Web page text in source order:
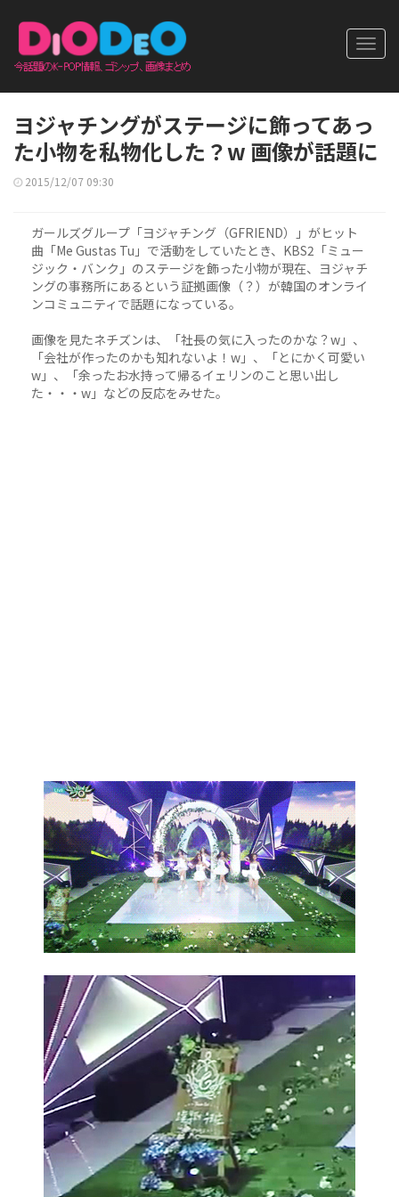
ヨジャチングがステージに飾ってあっ
た小物を私物化した？w 画像が話題に
2015/12/07 09:30
ガールズグループ「ヨジャチング（GFRIEND）」がヒット
曲「Me Gustas Tu」で活動をしていたとき、KBS2「ミュー
ジック・バンク」のステージを飾った小物が現在、ヨジャチ
ングの事務所にあるという証拠画像（？）が韓国のオンライ
ンコミュニティで話題になっている。
画像を見たネチズンは、「社長の気に入ったのかな？w」、
「会社が作ったのかも知れないよ！w」、「とにかく可愛い
w」、「余ったお水持って帰るイェリンのこと思い出し
た・・・w」などの反応をみせた。